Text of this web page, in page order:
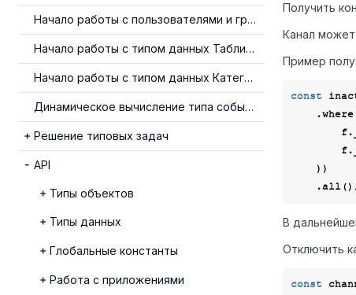
Начало работы с пользователями и группами
Начало работы с типом данных Таблица
Начало работы с типом данных Категория
Динамическое вычисление типа события
Решение типовых задач
API
Типы объектов
Типы данных
Глобальные константы
Работа с приложениями
Получить
Канал может
Пример
const
В
Отключить
const